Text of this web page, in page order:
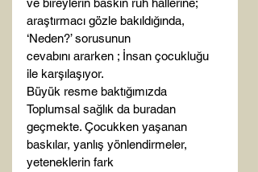
ve bireylerin baskın ruh hallerine;
araştırmacı gözle bakıldığında,
‘Neden?’ sorusunun
cevabını ararken ; İnsan çocukluğu
ile karşılaşıyor.
Büyük resme baktığımızda
Toplumsal sağlık da buradan
geçmekte. Çocukken yaşanan
baskılar, yanlış yönlendirmeler,
yeteneklerin fark